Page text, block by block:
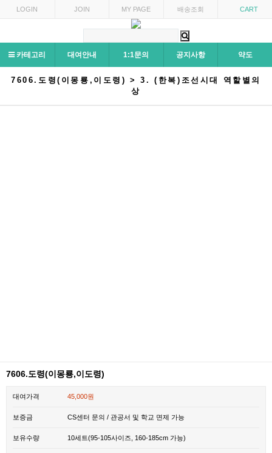
LOGIN JOIN MY PAGE 배송조회 CART
카테고리 대여안내 1:1문의 공지사항 약도
7606.도령(이몽룡,이도령) > 3. (한복)조선시대 역할별의
상
7606.도령(이몽룡,이도령)
대여가격 45,000원
보증금 CS센터 문의 / 관공서 및 학교 면제 가능
보유수량 10세트(95-105사이즈, 160-185cm 가능)